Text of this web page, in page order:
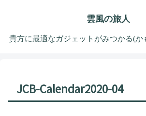
雲風の旅人
貴方に最適なガジェットがみつかる(か
JCB-Calendar2020-04